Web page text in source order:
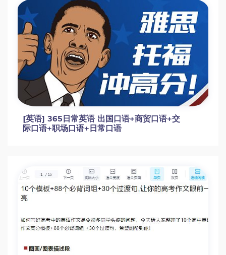
[英语] 365日常英语 出国口语+商贸口语+交
际口语+职场口语+日常口语